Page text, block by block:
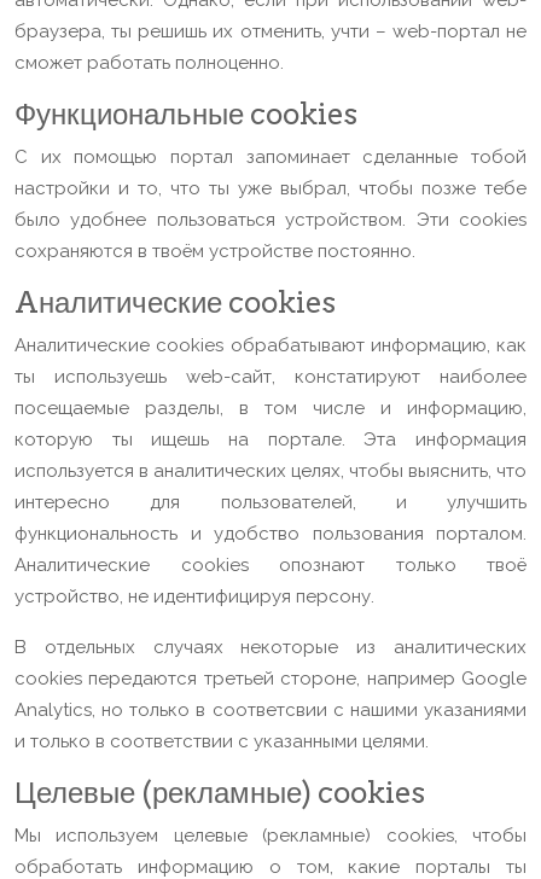
браузера, ты решишь их отменить, учти – web-портал не
сможет работать полноценно.
Функциональные cookies
С их помощью портал запоминает сделанные тобой
настройки и то, что ты уже выбрал, чтобы позже тебе
было удобнее пользоваться устройством. Эти cookies
сохраняются в твоём устройстве постоянно.
Aналитические cookies
Aналитические cookies обрабатывают информацию, как
ты используешь web-сайт, констатируют наиболее
посещаемые разделы, в том числе и информацию,
которую ты ищешь на портале. Эта информация
используется в аналитических целях, чтобы выяснить, что
интересно для пользователей, и улучшить
функциональность и удобство пользования порталом.
Аналитические cookies опознают только твоё
устройство, не идентифицируя персону.
В отдельных случаях некоторые из аналитических
cookies передаются третьей стороне, например Google
Analytics, но только в соответсвии с нашими указаниями
и только в соответствии с указанными целями.
Целевые (рекламные) cookies
Mы используем целевые (рекламные) cookies, чтобы
обработать информацию о том, какие порталы ты